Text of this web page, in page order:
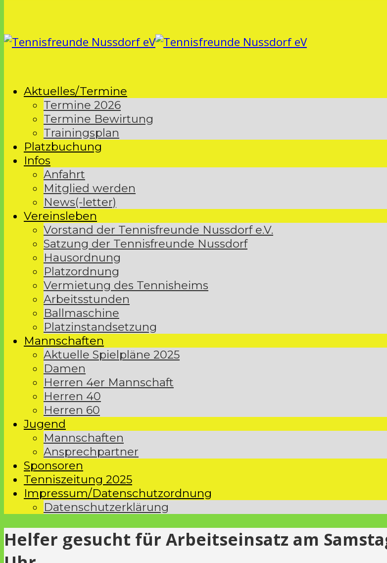
Aktuelles/Termine
Termine 2026
Termine Bewirtung
Trainingsplan
Platzbuchung
Infos
Anfahrt
Mitglied werden
News(-letter)
Vereinsleben
Vorstand der Tennisfreunde Nussdorf e.V.
Satzung der Tennisfreunde Nussdorf
Hausordnung
Platzordnung
Vermietung des Tennisheims
Arbeitsstunden
Ballmaschine
Platzinstandsetzung
Mannschaften
Aktuelle Spielpläne 2025
Damen
Herren 4er Mannschaft
Herren 40
Herren 60
Jugend
Mannschaften
Ansprechpartner
Sponsoren
Tenniszeitung 2025
Impressum/Datenschutzordnung
Datenschutzerklärung
Helfer gesucht für Arbeitseinsatz am